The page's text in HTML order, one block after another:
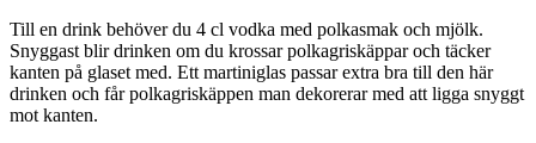
Till en drink behöver du 4 cl vodka med polkasmak och mjölk.
Snyggast blir drinken om du krossar polkagriskäppar och täcker
kanten på glaset med. Ett martiniglas passar extra bra till den här
drinken och får polkagriskäppen man dekorerar med att ligga snyggt
mot kanten.